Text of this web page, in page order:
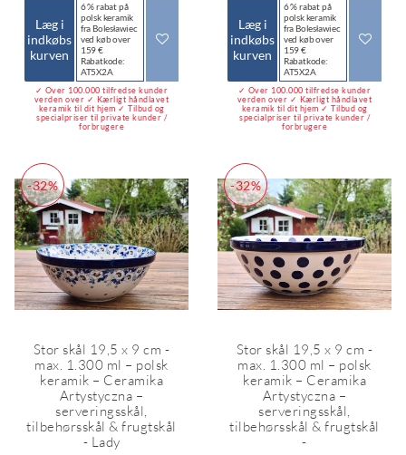
Læg i
indkøbs
kurven
6 % rabat på
polsk keramik
fra Bolesławiec
ved køb over
159 €
Rabatkode:
AT5X2A
✓ Over 100.000 tilfredse kunder
verden over ✓ Kærligt håndlavet
keramik til dit hjem ✓ Tilbud og
specialpriser til private kunder /
forbrugere
Læg i
indkøbs
kurven
6 % rabat på
polsk keramik
fra Bolesławiec
ved køb over
159 €
Rabatkode:
AT5X2A
✓ Over 100.000 tilfredse kunder
verden over ✓ Kærligt håndlavet
keramik til dit hjem ✓ Tilbud og
specialpriser til private kunder /
forbrugere
-32%
Stor skål 19,5 x 9 cm -
max. 1.300 ml – polsk
keramik – Ceramika
Artystyczna –
serveringsskål,
tilbehørsskål & frugtskål
- Lady
-32%
Stor skål 19,5 x 9 cm -
max. 1.300 ml – polsk
keramik – Ceramika
Artystyczna –
serveringsskål,
tilbehørsskål & frugtskål
-